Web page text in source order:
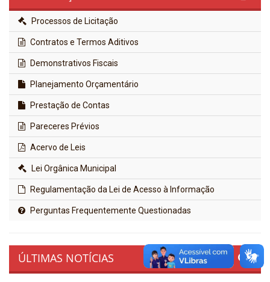
Processos de Licitação
Contratos e Termos Aditivos
Demonstrativos Fiscais
Planejamento Orçamentário
Prestação de Contas
Pareceres Prévios
Acervo de Leis
Lei Orgânica Municipal
Regulamentação da Lei de Acesso à Informação
Perguntas Frequentemente Questionadas
ÚLTIMAS NOTÍCIAS